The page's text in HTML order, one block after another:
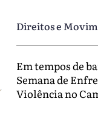
Direitos e
Em tempos de
Semana de
Violência no